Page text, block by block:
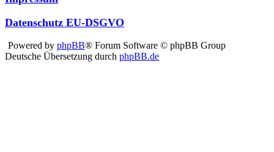
Datenschutz EU-DSGVO
Powered by phpBB® Forum Software © phpBB Group
Deutsche Übersetzung durch phpBB.de